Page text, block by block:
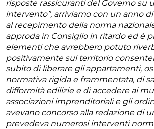
risposte rassicuranti del Governo su
intervento”, arriviamo con un anno
al recepimento della norma
approda in Consiglio in ritardo ed è
elementi che avrebbero potuto
positivamente sul territorio
subito di liberare gli appartamenti,
normativa rigida e frammentata, di
difformità edilizie e di accedere ai
associazioni imprenditoriali e gli
avevano concorso alla redazione di
prevedeva numerosi interventi